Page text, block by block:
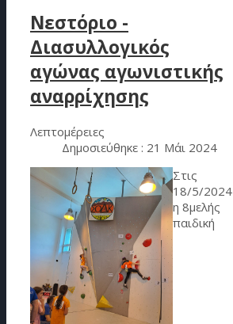
Νεστόριο -
Διασυλλογικός
αγώνας αγωνιστικής
αναρρίχησης
Λεπτομέρειες
Δημοσιεύθηκε : 21 Μάι 2024
Στις
18/5/2024
η 8μελής
παιδική